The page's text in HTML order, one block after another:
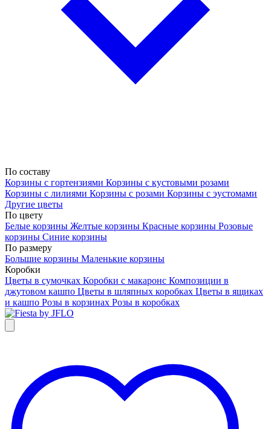
По составу
Корзины с гортензиями Корзины с кустовыми розами
Корзины с лилиями Корзины с розами Корзины с эустомами
Другие цветы
По цвету
Белые корзины Желтые корзины Красные корзины Розовые
корзины Синие корзины
По размеру
Большие корзины Маленькие корзины
Коробки
Цветы в сумочках Коробки с макаронс Композиции в
джутовом кашпо Цветы в шляпных коробках Цветы в ящиках
и кашпо Розы в корзинах Розы в коробках